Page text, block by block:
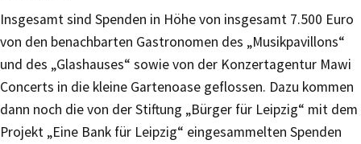
Insgesamt sind Spenden in Höhe von insgesamt 7.500 Euro
von den benachbarten Gastronomen des „Musikpavillons“
und des „Glashauses“ sowie von der Konzertagentur Mawi
Concerts in die kleine Gartenoase geflossen. Dazu kommen
dann noch die von der Stiftung „Bürger für Leipzig“ mit dem
Projekt „Eine Bank für Leipzig“ eingesammelten Spenden